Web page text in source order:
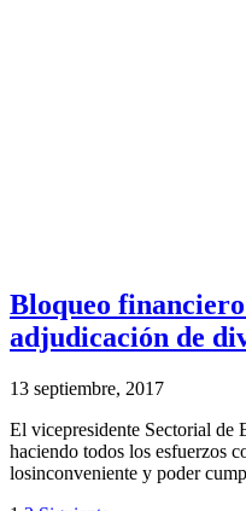
Bloqueo
adjudicación de
13 septiembre, 2017
El vicepresidente Sectorial de
haciendo todos los esfuerzos
losinconveniente y poder